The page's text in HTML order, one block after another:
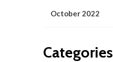
October 2022
Categories